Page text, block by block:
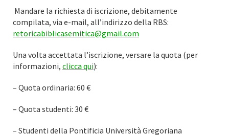
Mandare la richiesta di iscrizione, debitamente
compilata, via e-mail, all’indirizzo della RBS:
retoricabiblicasemitica@gmail.com
Una volta accettata l’iscrizione, versare la quota (per
informazioni, clicca qui):
– Quota ordinaria: 60 €
– Quota studenti: 30 €
– Studenti della Pontificia Università Gregoriana